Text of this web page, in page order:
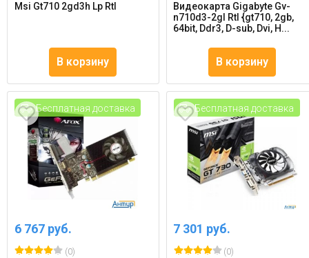
Msi Gt710 2gd3h Lp Rtl
В корзину
Видеокарта Gigabyte Gv-
n710d3-2gl Rtl {gt710, 2gb,
64bit, Ddr3, D-sub, Dvi, H...
В корзину
Бесплатная доставка
6 767 руб.
(0)
Бесплатная доставка
7 301 руб.
(0)